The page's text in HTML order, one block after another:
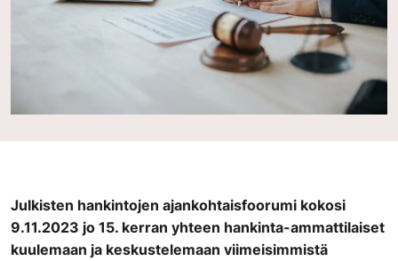
Julkisten hankintojen ajankohtaisfoorumi kokosi
9.11.2023 jo 15. kerran yhteen hankinta-ammattilaiset
kuulemaan ja keskustelemaan viimeisimmistä